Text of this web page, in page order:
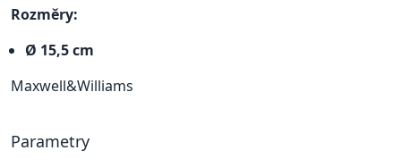
Rozměry:
Ø 15,5 cm
Maxwell&Williams
Parametry